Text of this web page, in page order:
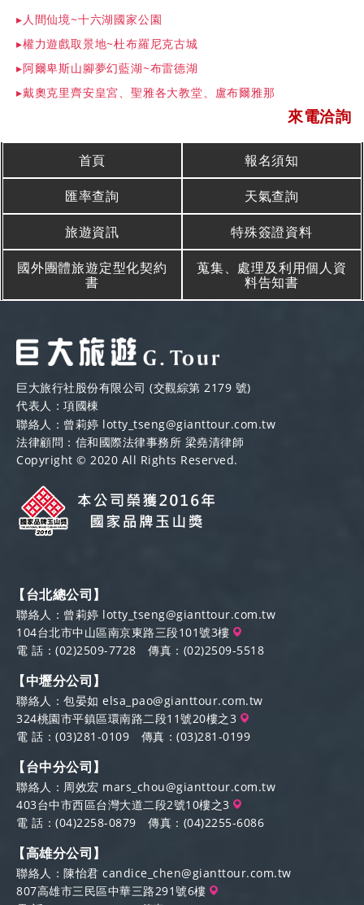
▸人間仙境~十六湖國家公園
▸權力遊戲取景地~杜布羅尼克古城
▸阿爾卑斯山腳夢幻藍湖~布雷德湖
▸戴奧克里齊安皇宮、聖雅各大教堂、盧布爾雅那
來電洽詢
首頁
報名須知
匯率查詢
天氣查詢
旅遊資訊
特殊簽證資料
國外團體旅遊定型化契約
書
蒐集、處理及利用個人資
料告知書
巨大旅行社股份有限公司 (交觀綜第 2179 號)
代表人：項國棟
聯絡人：曾莉婷 lotty_tseng@gianttour.com.tw
法律顧問：信和國際法律事務所 梁堯清律師
Copyright © 2020 All Rights Reserved.
【台北總公司】
聯絡人：曾莉婷 lotty_tseng@gianttour.com.tw
104台北市中山區南京東路三段101號3樓
電 話： (02)2509-7728 傳真：(02)2509-5518
【中壢分公司】
聯絡人：包晏如 elsa_pao@gianttour.com.tw
324桃園市平鎮區環南路二段11號20樓之3
電 話： (03)281-0109 傳真：(03)281-0199
【台中分公司】
聯絡人：周效宏 mars_chou@gianttour.com.tw
403台中市西區台灣大道二段2號10樓之3
電 話： (04)2258-0879 傳真：(04)2255-6086
【高雄分公司】
聯絡人：陳怡君 candice_chen@gianttour.com.tw
807高雄市三民區中華三路291號6樓